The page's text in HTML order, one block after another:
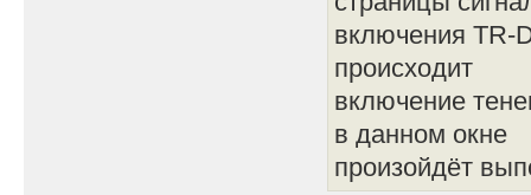
включения TR-
происходит
включение
в данном окне
произойдёт